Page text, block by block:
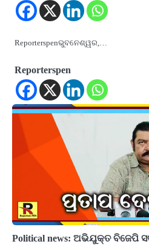
Reporterspenଭୁବନେଶ୍ୱର,…
Reporterspen
Political news: ଅଭିଯୁକ୍ତ ବିଜେପି